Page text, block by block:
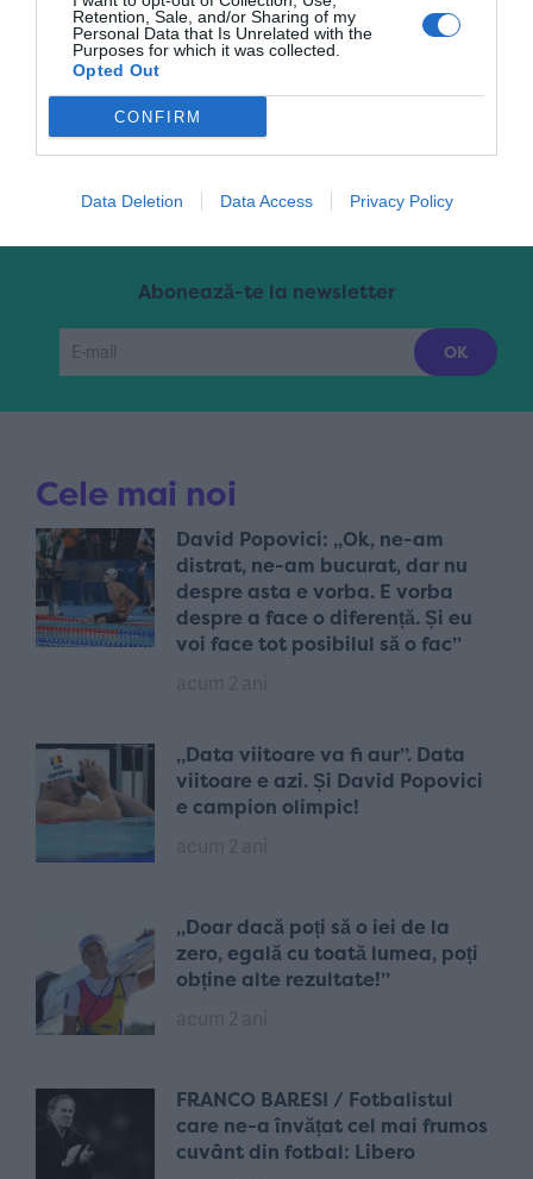
Retention, Sale, and/or Sharing of my
Personal Data that Is Unrelated with the
Purposes for which it was collected.
Opted Out
CONFIRM
Data Deletion Data Access Privacy Policy
Pagina 5 din 15 « Prima « ... 4
7 ... 10 ... » Ultima »
Abonează-te la newsletter
Cele mai noi
David Popovici: „Ok, ne-am
distrat, ne-am bucurat, dar nu
despre asta e vorba. E vorba
despre a face o diferență. Și eu
voi face tot posibilul să o fac”
„Data viitoare va fi aur”. Data
viitoare e azi. Și David Popovici
e campion olimpic!
„Doar dacă poți să o iei de la
zero, egală cu toată lumea, poți
obține alte rezultate!”
FRANCO BARESI / Fotbalistul
care ne-a învățat cel mai frumos
cuvânt din fotbal: Libero